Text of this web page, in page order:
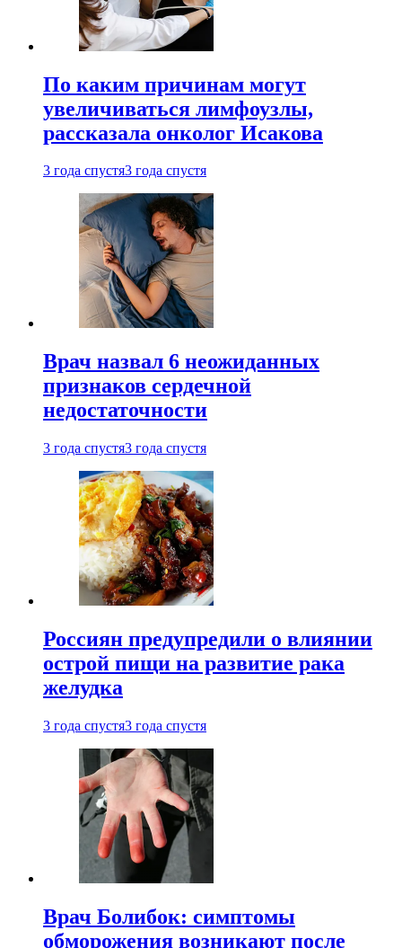
По каким причинам могут
увеличиваться лимфоузлы,
рассказала онколог Исакова
3 года спустя3 года спустя
Врач назвал 6 неожиданных
признаков сердечной
недостаточности
3 года спустя3 года спустя
Россиян предупредили о влиянии
острой пищи на развитие рака
желудка
3 года спустя3 года спустя
Врач Болибок: симптомы
обморожения возникают после